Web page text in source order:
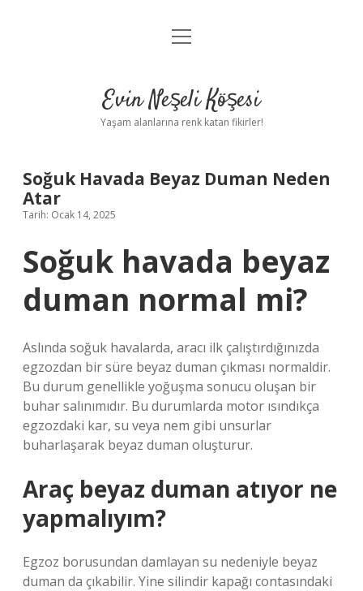
Anasayfa
Yasal Uyarı
menüyü
Evin Neşeli Köşesi
Yaşam alanlarına renk katan fikirler!
Soğuk Havada Beyaz Duman Neden
Atar
Tarih: Ocak 14, 2025
Soğuk havada beyaz
duman normal mi?
Aslında soğuk havalarda, aracı ilk çalıştırdığınızda
egzozdan bir süre beyaz duman çıkması normaldir.
Bu durum genellikle yoğuşma sonucu oluşan bir
buhar salınımıdır. Bu durumlarda motor ısındıkça
egzozdaki kar, su veya nem gibi unsurlar
buharlaşarak beyaz duman oluşturur.
Araç beyaz duman atıyor ne
yapmalıyım?
Egzoz borusundan damlayan su nedeniyle beyaz
duman da çıkabilir. Yine silindir kapağı contasındaki